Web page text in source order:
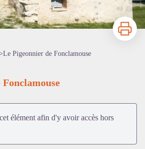
Imprimer
Le Pigeonnier de Fonclamouse
élément afin d'y avoir accès hors